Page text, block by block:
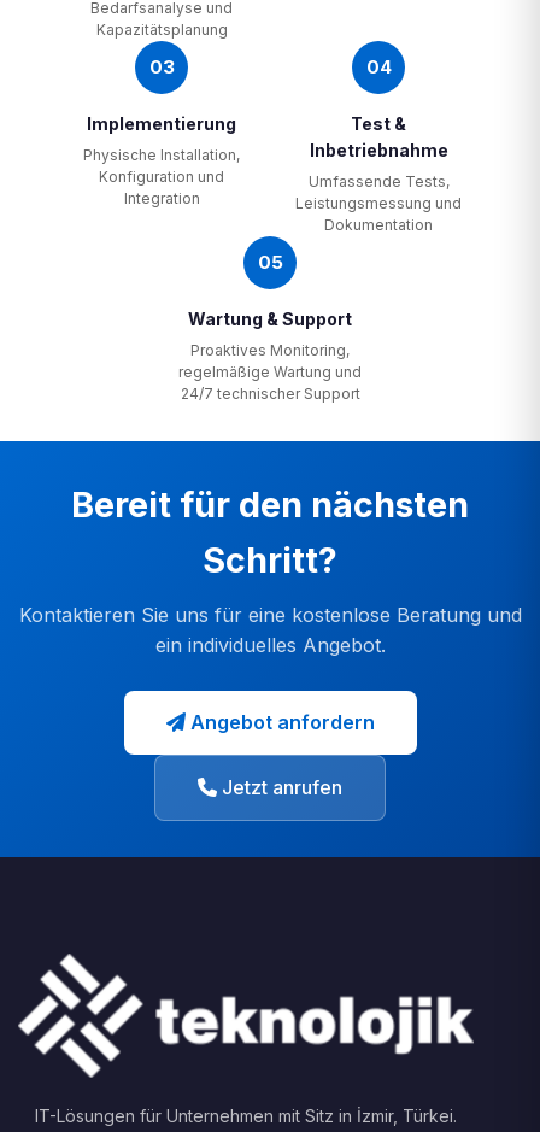
Bedarfsanalyse und
Kapazitätsplanung
03
Implementierung
Physische Installation,
Konfiguration und
Integration
04
Test &
Inbetriebnahme
Umfassende Tests,
Leistungsmessung und
Dokumentation
05
Wartung & Support
Proaktives Monitoring,
regelmäßige Wartung und
24/7 technischer Support
Bereit für den nächsten
Schritt?
Kontaktieren Sie uns für eine kostenlose Beratung und
ein individuelles Angebot.
Angebot anfordern
Jetzt anrufen
IT-Lösungen für Unternehmen mit Sitz in İzmir, Türkei.